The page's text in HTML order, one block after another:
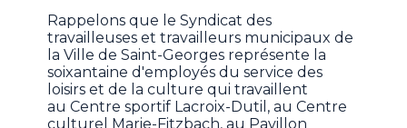
Rappelons que le Syndicat des
travailleuses et travailleurs municipaux de
la Ville de Saint-Georges représente la
soixantaine d'employés du service des
loisirs et de la culture qui travaillent
au Centre sportif Lacroix-Dutil, au Centre
culturel Marie-Fitzbach, au Pavillon